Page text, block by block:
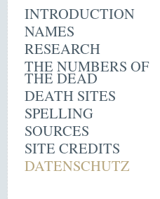
INTRODUCTION
NAMES
RESEARCH
THE NUMBERS OF
THE DEAD
DEATH SITES
SPELLING
SOURCES
SITE CREDITS
DATENSCHUTZ